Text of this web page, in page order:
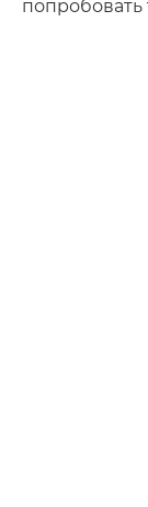
попробовать